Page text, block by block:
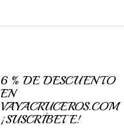
6 % DE DESCUENTO
EN
VAYACRUCEROS.COM
¡SUSCRÍBETE!